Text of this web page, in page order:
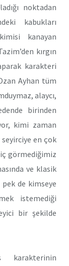
noktadan
kabukları
kanayan
kırgın
karakteri
Ayhan tüm
alaycı,
birinden
kimi zaman
en çok
görmediğimiz
ve klasik
de kimseye
istemediği
bir şekilde
karakterinin